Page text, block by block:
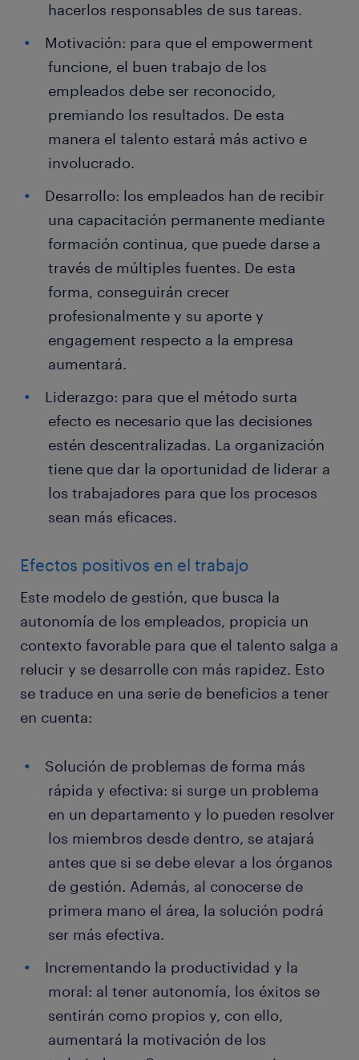
hacerlos responsables de sus tareas.
Motivación: para que el empowerment
funcione, el buen trabajo de los
empleados debe ser reconocido,
premiando los resultados. De esta
manera el talento estará más activo e
involucrado.
Desarrollo: los empleados han de recibir
una capacitación permanente mediante
formación continua, que puede darse a
través de múltiples fuentes. De esta
forma, conseguirán crecer
profesionalmente y su aporte y
engagement respecto a la empresa
aumentará.
Liderazgo: para que el método surta
efecto es necesario que las decisiones
estén descentralizadas. La organización
tiene que dar la oportunidad de liderar a
los trabajadores para que los procesos
sean más eficaces.
Efectos positivos en el trabajo
Este modelo de gestión, que busca la
autonomía de los empleados, propicia un
contexto favorable para que el talento salga a
relucir y se desarrolle con más rapidez. Esto
se traduce en una serie de beneficios a tener
en cuenta:
Solución de problemas de forma más
rápida y efectiva: si surge un problema
en un departamento y lo pueden resolver
los miembros desde dentro, se atajará
antes que si se debe elevar a los órganos
de gestión. Además, al conocerse de
primera mano el área, la solución podrá
ser más efectiva.
Incrementando la productividad y la
moral: al tener autonomía, los éxitos se
sentirán como propios y, con ello,
aumentará la motivación de los